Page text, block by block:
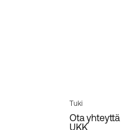
Tuki
Ota yhteyttä
UKK